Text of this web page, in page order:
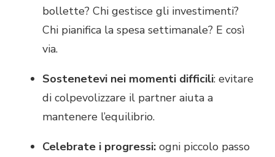
bollette? Chi gestisce gli investimenti?
Chi pianifica la spesa settimanale? E così
via.
Sostenetevi nei momenti difficili: evitare
di colpevolizzare il partner aiuta a
mantenere l’equilibrio.
Celebrate i progressi: ogni piccolo passo